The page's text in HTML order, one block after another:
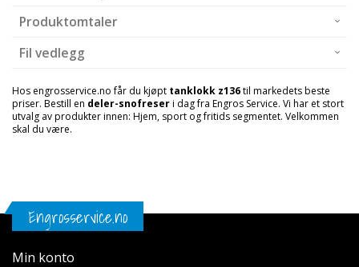
Produktomtaler
Fil vedlegg
Hos engrosservice.no får du kjøpt tanklokk z136til markedets beste
priser. Bestill en deler-snofreseri dag fra Engros Service. Vi har et stort
utvalg av produkter innen: Hjem, sport og fritids segmentet. Velkommen
skal du være.
Engrosservice.no
Min konto